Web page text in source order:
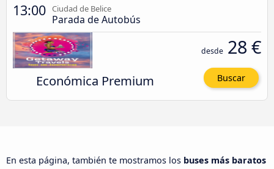
13:00 Ciudad de Belice
Parada de Autobús
Económica Premium
desde 28 €
Buscar
En esta página, también te mostramos los buses más baratos